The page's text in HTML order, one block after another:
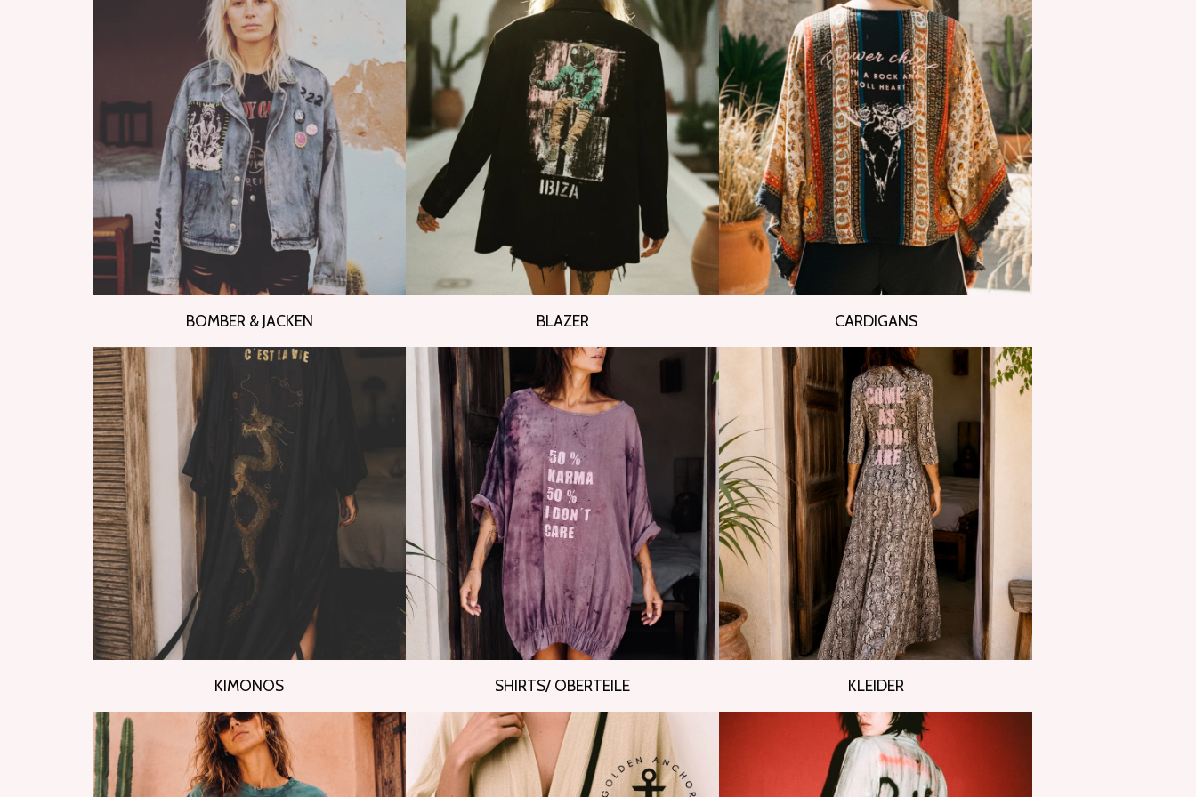
BOMBER & JACKEN BLAZER CARDIGANS
KIMONOS SHIRTS/ OBERTEILE KLEIDER